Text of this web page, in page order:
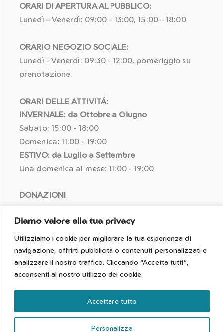
Diamo valore alla tua privacy
Utilizziamo i cookie per migliorare la tua esperienza di
navigazione, offrirti pubblicità o contenuti personalizzati e
analizzare il nostro traffico. Cliccando “Accetta tutti”,
acconsenti al nostro utilizzo dei cookie.
Personalizza
Accettare tutto
ORARI DI APERTURA AL PUBBLICO:
Lunedì – Venerdì: 09:00 – 13:00, 15:00 – 18:00
ORARIO NEGOZIO SOCIALE:
Lunedì - Venerdì: 09:30 - 12:00, pomeriggio su
prenotazione.
ORARI DELLE ATTIVITÁ:
INVERNALE: da Ottobre a Giugno
Sabato: 15:00 - 18:00
Domenica: 11:00 - 19:00
ESTIVO: da Luglio a Settembre
Una domenica al mese: 11:00 - 19:00
DONAZIONI
IBAN: IT25 R058 5611 6010 5057 1464 622
BIC: BPAAIT2B050
Causale per detrazione fiscale:
Erogazione liberale [Nome Cognome]